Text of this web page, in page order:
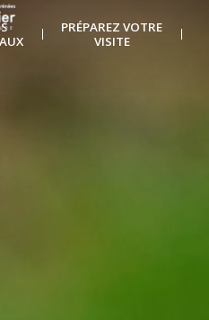
PRÉPAREZ VOTRE
VISITE